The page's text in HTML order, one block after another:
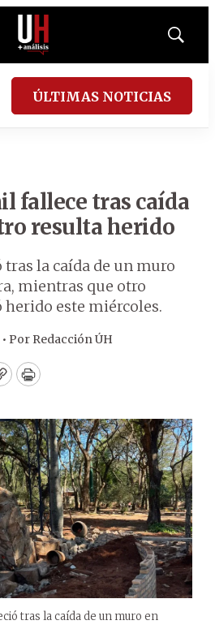
Mostrar
ÚLTIMAS NOTICIAS
fallece tras caída
resulta herido
la caída de un muro
mientras que otro
este miércoles.
Por Redacción ÚH
Print
tras la caída de un muro en